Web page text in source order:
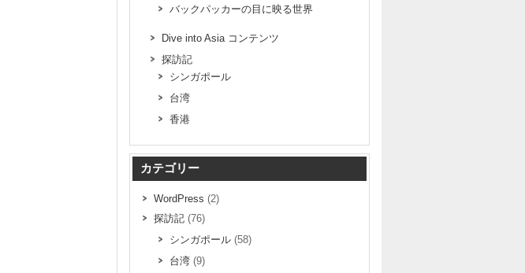
バックパッカーの目に映る世界
Dive into Asia コンテンツ
探訪記
シンガポール
台湾
香港
カテゴリー
WordPress (2)
探訪記 (76)
シンガポール (58)
台湾 (9)